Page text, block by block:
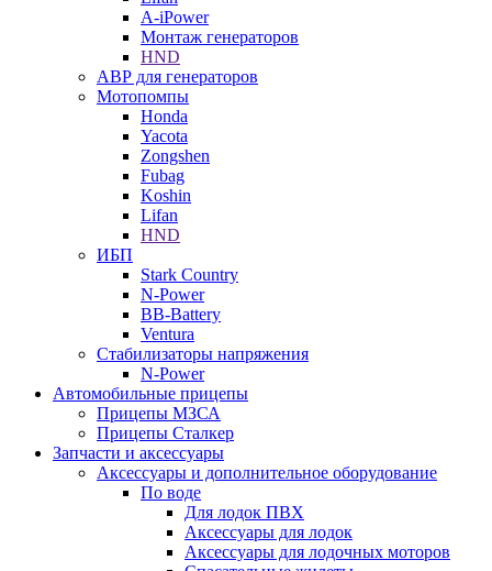
A-iPower
Монтаж генераторов
HND
АВР для генераторов
Мотопомпы
Honda
Yacota
Zongshen
Fubag
Koshin
Lifan
HND
ИБП
Stark Country
N-Power
BB-Battery
Ventura
Стабилизаторы напряжения
N-Power
Автомобильные прицепы
Прицепы МЗСА
Прицепы Сталкер
Запчасти и аксессуары
Аксессуары и дополнительное оборудование
По воде
Для лодок ПВХ
Аксессуары для лодок
Аксессуары для лодочных моторов